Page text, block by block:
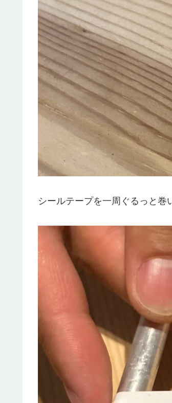
シールテープを一周ぐるっと巻